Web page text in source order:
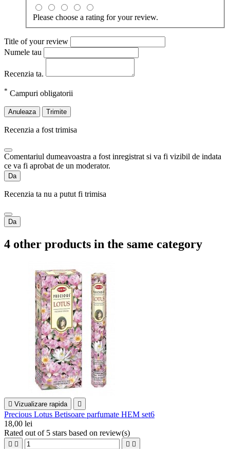
Please choose a rating for your review.
Title of your review
Numele tau
Recenzia ta.
* Campuri obligatorii
Anuleaza Trimite
Recenzia a fost trimisa
Comentariul dumeavoastra a fost inregistrat si va fi vizibil de indata
ce va fi aprobat de un moderator.
Da
Recenzia ta nu a putut fi trimisa
Da
4 other products in the same category
 Vizualizare rapida 
Precious Lotus Betisoare parfumate HEM set6
18,00 lei
Rated out of 5 stars based on review(s)
   